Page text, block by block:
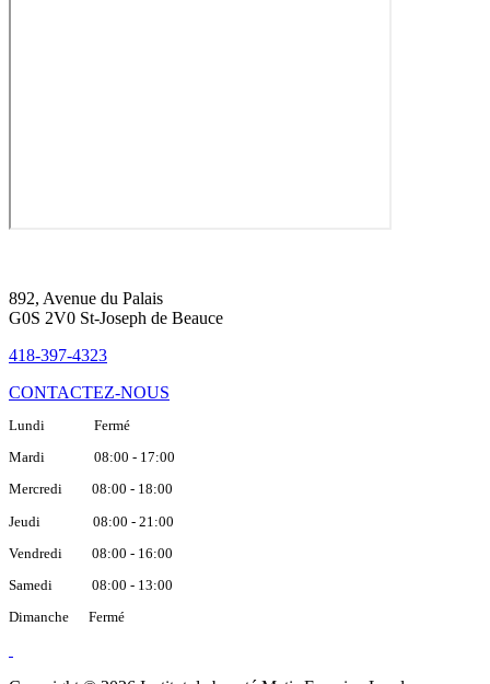
892, Avenue du Palais
G0S 2V0 St-Joseph de Beauce
418-397-4323
CONTACTEZ-NOUS
Lundi Fermé
Mardi 08:00 - 17:00
Mercredi 08:00 - 18:00
Jeudi 08:00 - 21:00
Vendredi 08:00 - 16:00
Samedi 08:00 - 13:00
Dimanche Fermé